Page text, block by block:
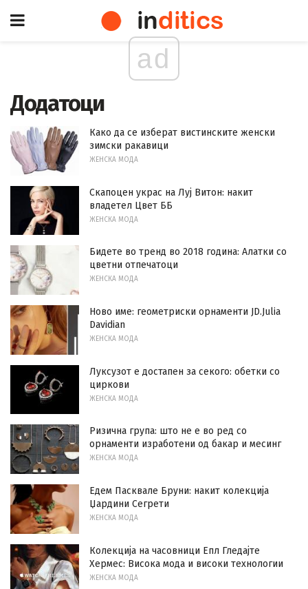
ad
Додатоци
Како да се изберат вистинските женски
зимски ракавици
ЖЕНСКА МОДА
Скапоцен украс на Луј Витон: накит
владетел Цвет ББ
ЖЕНСКА МОДА
Бидете во тренд во 2018 година: Алатки со
цветни отпечатоци
ЖЕНСКА МОДА
Ново име: геометриски орнаменти JD.Julia
Davidian
ЖЕНСКА МОДА
Луксузот е достапен за секого: обетки со
циркови
ЖЕНСКА МОДА
Ризична група: што не е во ред со
орнаменти изработени од бакар и месинг
ЖЕНСКА МОДА
Едем Пасквале Бруни: накит колекција
Џардини Сегрети
ЖЕНСКА МОДА
Колекција на часовници Епл Гледајте
Хермес: Висока мода и високи технологии
ЖЕНСКА МОДА